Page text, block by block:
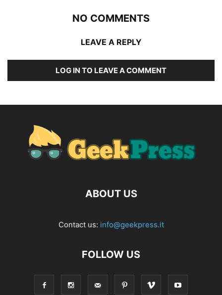
NO COMMENTS
LEAVE A REPLY
LOG IN TO LEAVE A COMMENT
ABOUT US
Contact us: info@geekpress.it
FOLLOW US